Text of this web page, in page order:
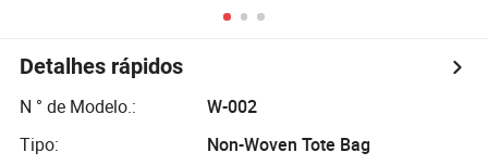
Compras Bolsa
de Gelo Bolsa
Térmica para
Almoço
Prova d'Água
Térmicas Não
Tecidas Isoladas
Sacola de
Compras
Sacola de Gelo
de algodão
canvas natural e
Detalhes rápidos
N ° de Modelo.:
W-002
Tipo:
Non-Woven Tote Bag